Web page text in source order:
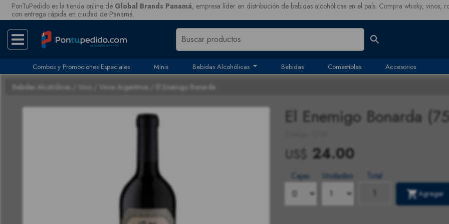
PonTuPedido es la tienda online de Global Brands Panamá, empresa líder en distribución de bebidas alcohólicas en el país. Compra whisky, vinos,
con entrega rápida en ciudad de Panamá.
Combos y Promociones Especiales Minis Bebidas Alcohólicas Bebidas Comestibles Accesorios
Bebidas Alcohólicas Vino Vinos Argentinos / El Enemigo Bonarda
El Enemigo Bonarda
US$ 24.00
Cajas Unidades Total
Agregar